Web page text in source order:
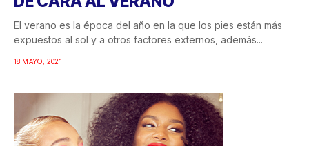
El verano es la época del año en la que los pies están más
expuestos al sol y a otros factores externos, además...
18 MAYO, 2021